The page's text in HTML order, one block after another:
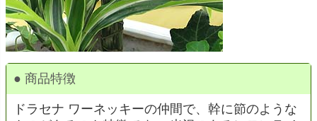
● 商品特徴
ドラセナ ワーネッキーの仲間で、幹に節のような